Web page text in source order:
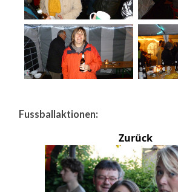
Fussballaktionen:
Zurück